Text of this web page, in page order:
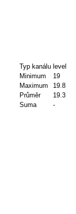
Typ kanálu level
Minimum
19
Maximum
19.8
Průměr
19.3
Suma
-